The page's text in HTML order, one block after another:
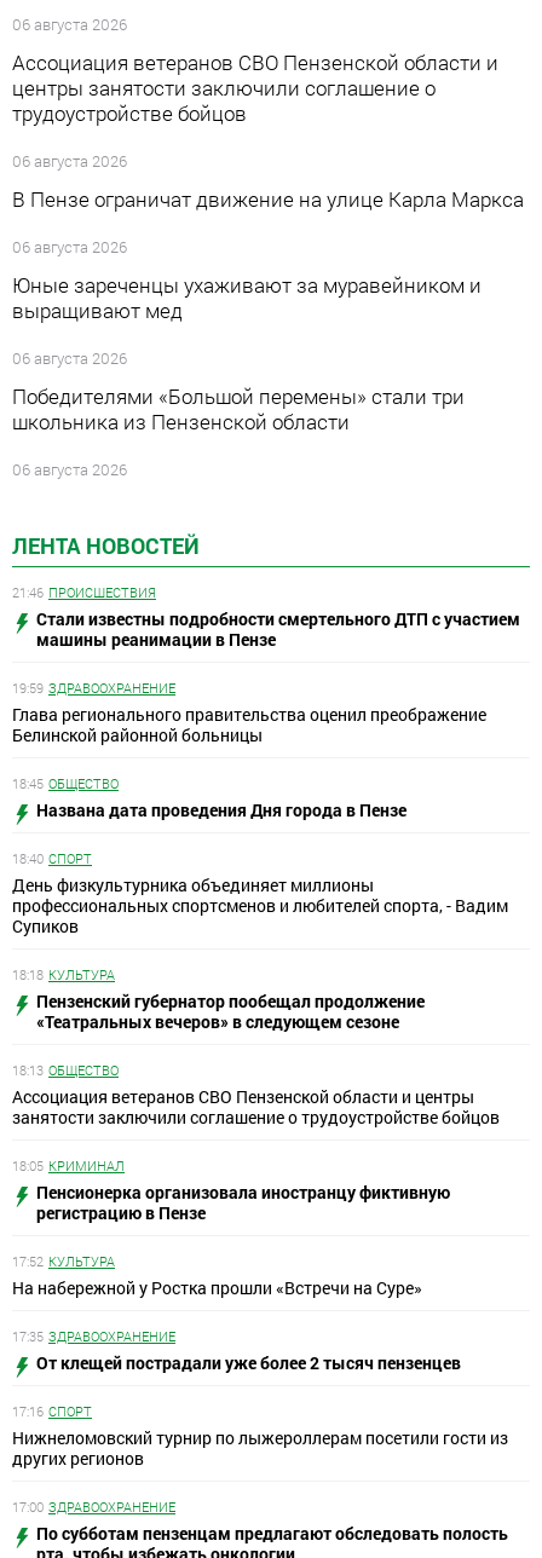
ЛЕНТА НОВОСТЕЙ
21:46 ПРОИСШЕСТВИЯ
Стали известны подробности смертельного ДТП с участием
машины реанимации в Пензе
19:59 ЗДРАВООХРАНЕНИЕ
Глава регионального правительства оценил преображение
Белинской районной больницы
18:45 ОБЩЕСТВО
Названа дата проведения Дня города в Пензе
18:40 СПОРТ
День физкультурника объединяет миллионы
профессиональных спортсменов и любителей спорта, - Вадим
Супиков
18:18 КУЛЬТУРА
Пензенский губернатор пообещал продолжение
«Театральных вечеров» в следующем сезоне
18:13 ОБЩЕСТВО
Ассоциация ветеранов СВО Пензенской области и центры
занятости заключили соглашение о трудоустройстве бойцов
18:05 КРИМИНАЛ
Пенсионерка организовала иностранцу фиктивную
регистрацию в Пензе
17:52 КУЛЬТУРА
На набережной у Ростка прошли «Встречи на Суре»
17:35 ЗДРАВООХРАНЕНИЕ
От клещей пострадали уже более 2 тысяч пензенцев
17:16 СПОРТ
Нижнеломовский турнир по лыжероллерам посетили гости из
других регионов
17:00 ЗДРАВООХРАНЕНИЕ
По субботам пензенцам предлагают обследовать полость
06 августа 2026
Ассоциация ветеранов СВО Пензенской области и
центры занятости заключили соглашение о
трудоустройстве бойцов
06 августа 2026
В Пензе ограничат движение на улице Карла Маркса
06 августа 2026
Юные зареченцы ухаживают за муравейником и
выращивают мед
06 августа 2026
Победителями «Большой перемены» стали три
школьника из Пензенской области
06 августа 2026